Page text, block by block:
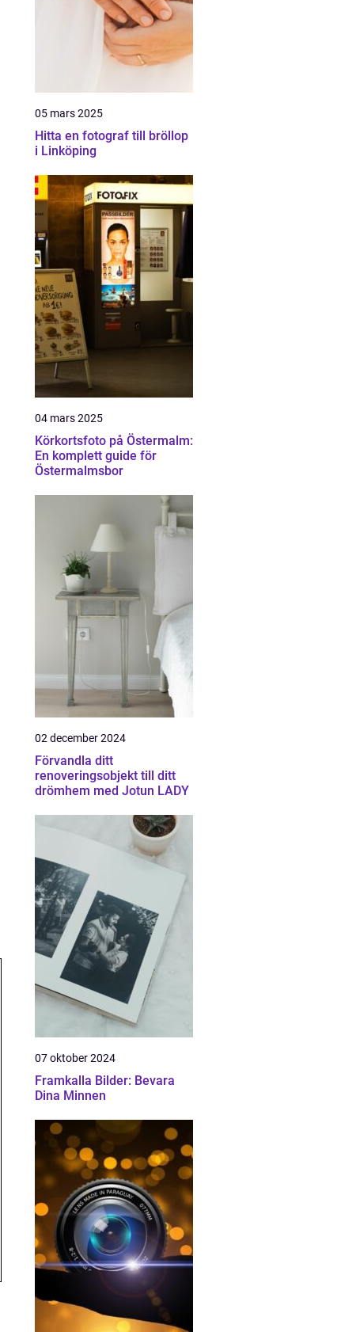
05 mars 2025
Hitta en fotograf till bröllop
i Linköping
04 mars 2025
Körkortsfoto på Östermalm:
En komplett guide för
Östermalmsbor
02 december 2024
Förvandla ditt
renoveringsobjekt till ditt
drömhem med Jotun LADY
07 oktober 2024
Framkalla Bilder: Bevara
Dina Minnen